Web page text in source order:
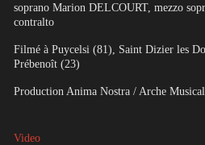
soprano Marion DELCOURT, mezzo
contralto
Filmé à Puycelsi (81), Saint Dizier les
Prébenoît (23)
Production Anima Nostra / Arche
Video